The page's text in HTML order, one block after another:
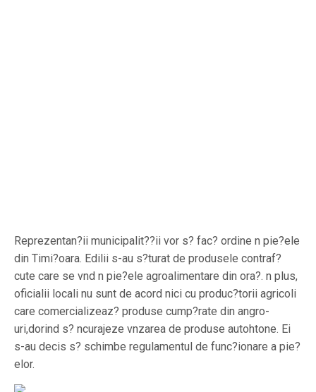
Reprezentan?ii municipalit??ii vor s? fac? ordine n pie?ele
din Timi?oara. Edilii s-au s?turat de produsele contraf?
cute care se vnd n pie?ele agroalimentare din ora?. n plus,
oficialii locali nu sunt de acord nici cu produc?torii agricoli
care comercializeaz? produse cump?rate din angro-
uri,dorind s? ncurajeze vnzarea de produse autohtone. Ei
s-au decis s? schimbe regulamentul de func?ionare a pie?
elor.